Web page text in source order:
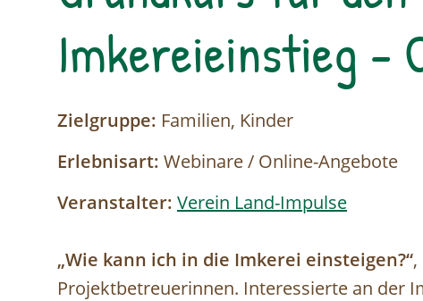
Imkereieinstieg -
Zielgruppe: Familien, Kinder
Erlebnisart: Webinare / Online-Angebote
Veranstalter: Verein Land-Impulse
„Wie kann ich in die Imkerei einsteigen?“
Projektbetreuerinnen. Interessierte an der